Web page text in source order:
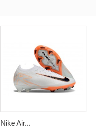
Nike Air...